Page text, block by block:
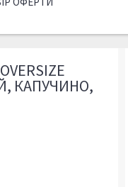
КАПУЧИНО,